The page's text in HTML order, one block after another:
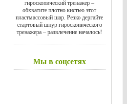
гироскопический тренажер –
обхватите плотно кистью этот
пластмассовый шар. Резко дергайте
стартовый шнур гироскопического
тренажера – развлечение началось!
Мы в соцсетях